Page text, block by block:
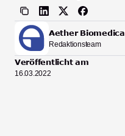
Aether
Redaktionsteam
Veröffentlicht am
16.03.2022